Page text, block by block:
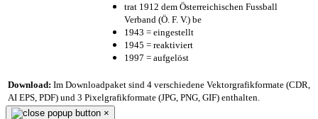
trat 1912 dem Österreichischen Fussball
Verband (Ö. F. V.) be
1943 = eingestellt
1945 = reaktiviert
1997 = aufgelöst
Download: Im Downloadpaket sind 4 verschiedene Vektorgrafikformate (CDR,
AI EPS, PDF) und 3 Pixelgrafikformate (JPG, PNG, GIF) enthalten.
×